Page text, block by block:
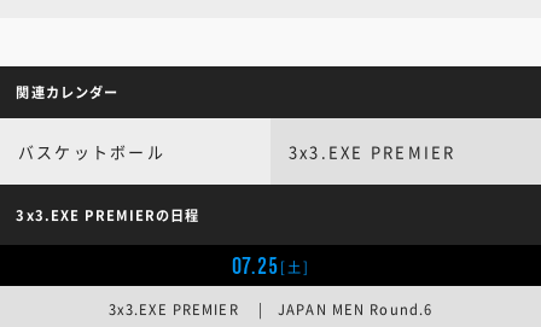
関連カレンダー
バスケットボール 3x3.EXE PREMIER
3x3.EXE PREMIERの日程
07.25[土]
3x3.EXE PREMIER | JAPAN MEN Round.6